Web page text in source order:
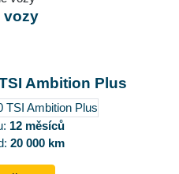
vozy
Ambition Plus
12 měsíců
20 000 km